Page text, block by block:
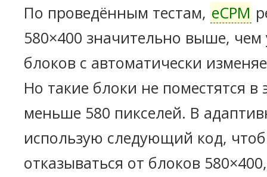
По проведённым тестам, eCPM
580×400 значительно выше,
блоков с автоматически
Но такие блоки не поместятся
меньше 580 пикселей. В
использую следующий код,
отказываться от блоков